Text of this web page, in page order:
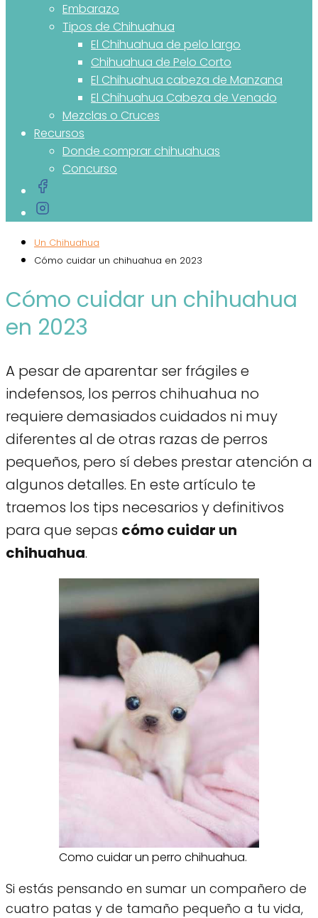
Embarazo
Tipos de Chihuahua
El Chihuahua de pelo largo
Chihuahua de Pelo Corto
El Chihuahua cabeza de Manzana
El Chihuahua Cabeza de Venado
Mezclas o Cruces
Recursos
Donde comprar chihuahuas
Concurso
Un Chihuahua
Cómo cuidar un chihuahua en 2023
Cómo cuidar un chihuahua
en 2023
A pesar de aparentar ser frágiles e
indefensos, los perros chihuahua no
requiere demasiados cuidados ni muy
diferentes al de otras razas de perros
pequeños, pero sí debes prestar atención a
algunos detalles. En este artículo te
traemos los tips necesarios y definitivos
para que sepas cómo cuidar un
chihuahua.
Como cuidar un perro chihuahua.
Si estás pensando en sumar un compañero de
cuatro patas y de tamaño pequeño a tu vida,